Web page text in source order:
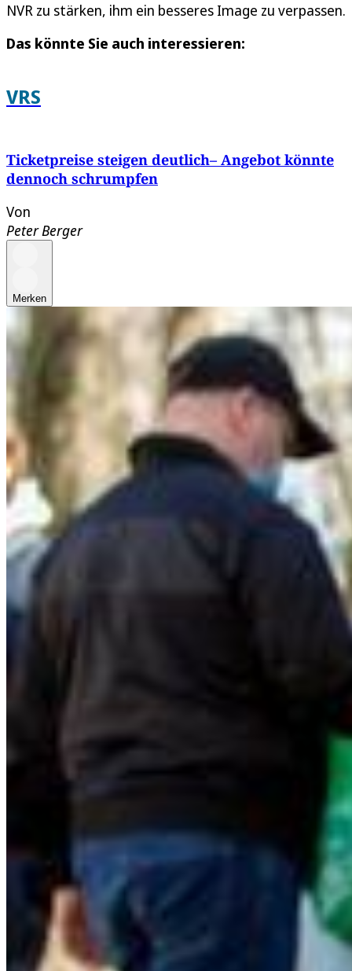
NVR zu stärken, ihm ein besseres Image zu verpassen.
Das könnte Sie auch interessieren:
VRS
Ticketpreise steigen deutlich– Angebot könnte
dennoch schrumpfen
Von
Peter Berger
Merken